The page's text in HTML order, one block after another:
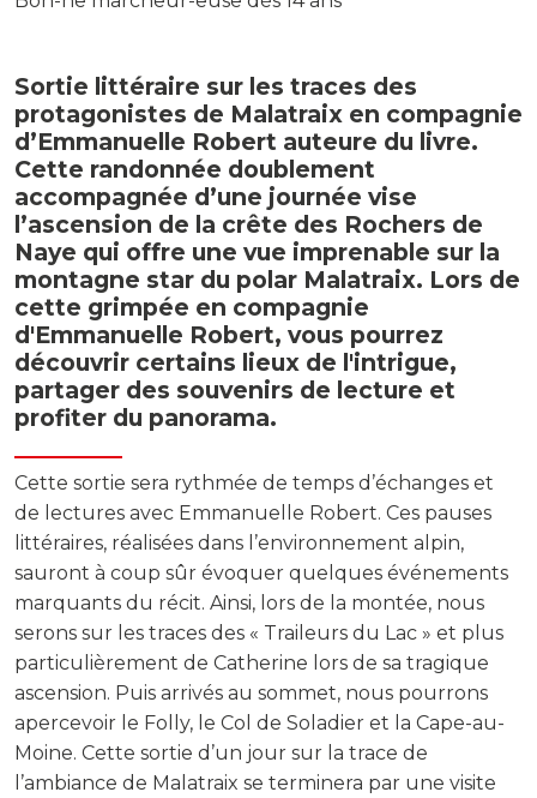
Sortie littéraire sur les traces des
protagonistes de Malatraix en compagnie
d’Emmanuelle Robert auteure du livre.
Cette randonnée doublement
accompagnée d’une journée vise
l’ascension de la crête des Rochers de
Naye qui offre une vue imprenable sur la
montagne star du polar Malatraix. Lors de
cette grimpée en compagnie
d'Emmanuelle Robert, vous pourrez
découvrir certains lieux de l'intrigue,
partager des souvenirs de lecture et
profiter du panorama.
Cette sortie sera rythmée de temps d’échanges et
de lectures avec Emmanuelle Robert. Ces pauses
littéraires, réalisées dans l’environnement alpin,
sauront à coup sûr évoquer quelques événements
marquants du récit. Ainsi, lors de la montée, nous
serons sur les traces des « Traileurs du Lac » et plus
particulièrement de Catherine lors de sa tragique
ascension. Puis arrivés au sommet, nous pourrons
apercevoir le Folly, le Col de Soladier et la Cape-au-
Moine. Cette sortie d’un jour sur la trace de
l’ambiance de Malatraix se terminera par une visite